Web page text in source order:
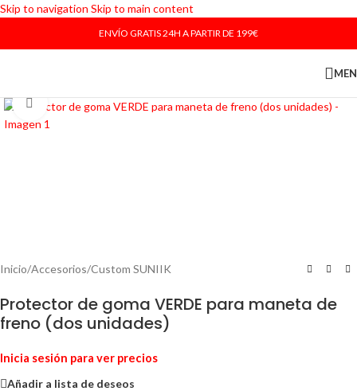
Skip to navigation Skip to main content
ENVÍO GRATIS 24H A PARTIR DE 199€
Haga Click para agrandar
Inicio/Accesorios/Custom SUNIIK
Protector de goma VERDE para maneta de
freno (dos unidades)
Inicia sesión para ver precios
Añadir a lista de deseos